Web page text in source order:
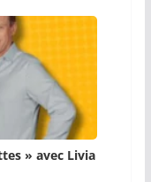
» avec Livia